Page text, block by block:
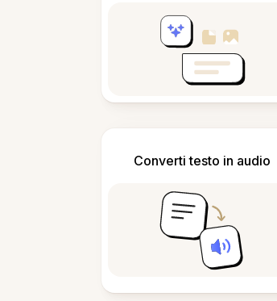
Converti testo in audio